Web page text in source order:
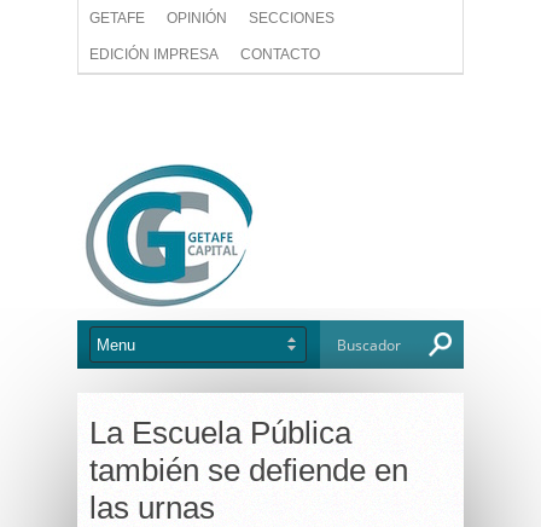
GETAFE OPINIÓN SECCIONES
EDICIÓN IMPRESA CONTACTO
La Escuela Pública
también se defiende en
las urnas